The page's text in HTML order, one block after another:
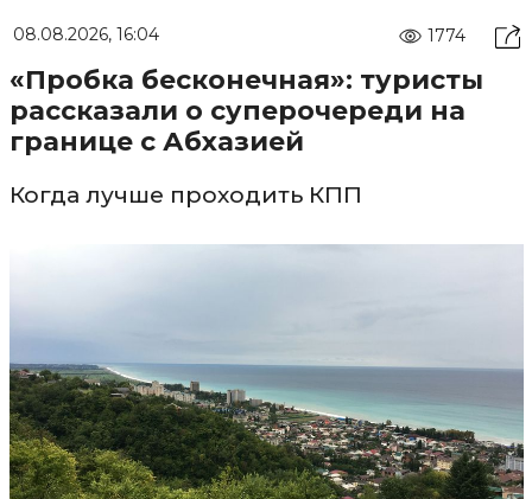
08.08.2026, 16:04 1774
«Пробка бесконечная»: туристы
рассказали о суперочереди на
границе с Абхазией
Когда лучше проходить КПП